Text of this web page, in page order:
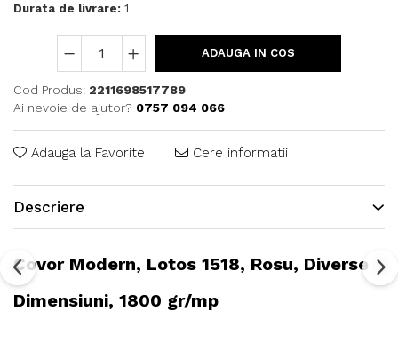
Durata de livrare: 1
ADAUGA IN COS
Cod Produs: 2211698517789
Ai nevoie de ajutor? 0757 094 066
Adauga la Favorite Cere informatii
Descriere
Covor Modern, Lotos 1518, Rosu, Diverse
Dimensiuni, 1800 gr/mp